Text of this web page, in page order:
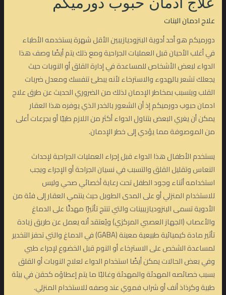
علاج ادمان البنات
دورميكم هو أحد أدوية البنزوديازيبين الأقل شهرة يستخدمه الأطباء
في أغلب الأحيان قبل العمليات الجراحية ومع ذلك يتم أيضًا وصف هذا
الدواء لبعض الأشخاص للمساعدة في إدارة القلق أو النوبات حيث
يجعلك تشعر بالهدوء والاسترخاء لأنه يبطئ تنفسك ومعدل ضربات
القلب ويتسبب بمخاطر الإدمان لذلك من الضروري الحديث عن طرق علاج
ادمان حبوب دورميكم إذ أن الشعور بالخدر الذي يوفره هذا العقار
يمكن أن يغري البعض بتناول الدواء أكثر من اللازم طبيًا أو بجرعات أعلى
من الموصوفة مما يؤدي إلى خطر الإدمان.
يستخدم الأطفال هذا الدواء قبل إجراء العمليات الجراحية لإحداث
النعاس وتقليل القلق والتسبب في نسيان الجراحة أو الإجراء ويجب
استخدامه أثناء وجود الطفل تحت رعاية أخصائي صحي وليس
للاستخدام المنزلي أو على المدى الطويل حيث ينتمي العقار إلى فئة من
الأدوية تسمى البنزوديازيبينات والتي تنتج تأثيرًا مهدئًا على الدماغ
والأعصاب (الجهاز العصبي المركزي) ويُعتقد أنه يعمل عن طريق زيادة
تأثير مادة كيميائية طبيعية معينة (GABA) في الدماغ والتي تحفز التخدير
لمساعدة الشخص على الاسترخاء أو النوم قبل الخضوع لإجراء طبي
وفي بعض الحالات يمكن أيضًا استخدام الدواء لعلاج النوبات أو القلق
بسبب خصائصه المهدئة والمهدئة وغالبًا ما يتم إعطاؤه كحقن في بيئة
طبية وكرذاذ أنف أو شراب فموي عند وصفه للاستخدام المنزلي.